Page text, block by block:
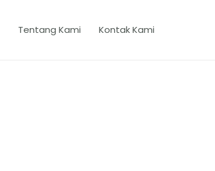
Tentang Kami Kontak Kami